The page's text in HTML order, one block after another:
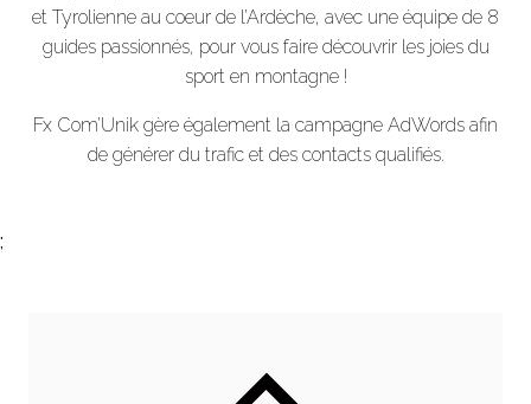
et Tyrolienne au coeur de l’Ardèche, avec une équipe de 8
guides passionnés, pour vous faire découvrir les joies du
sport en montagne !
Fx Com’Unik gère également la campagne AdWords afin
de générer du trafic et des contacts qualifiés.
;